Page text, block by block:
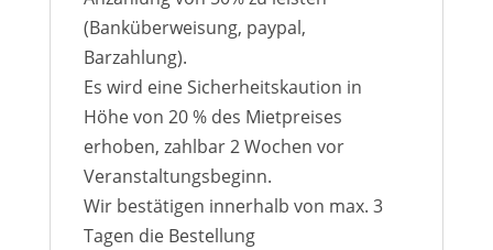
(Banküberweisung, paypal,
Barzahlung).
Es wird eine Sicherheitskaution in
Höhe von 20 % des Mietpreises
erhoben, zahlbar 2 Wochen vor
Veranstaltungsbeginn.
Wir bestätigen innerhalb von max. 3
Tagen die Bestellung